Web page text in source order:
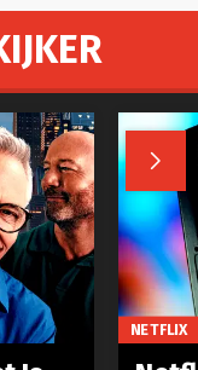

NETFLIX